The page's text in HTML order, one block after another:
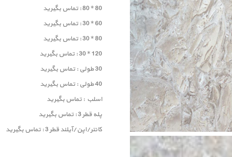
80 * 80 : تماس بگیرید
60 * 30 : تماس بگیرید
80 * 30 : تماس بگیرید
120 * 30 : تماس بگیرید
30 طولی : تماس بگیرید
40 طولی : تماس بگیرید
اسلب : تماس بگیرید
پله قطر 3 : تماس بگیرید
کانتر/اپن/آیلند قطر 3 : تماس بگیرید